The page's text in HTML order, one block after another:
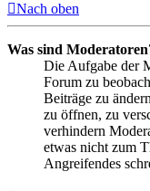
Nach oben
Was sind
Die Aufgabe der
Forum zu
Beiträge zu
zu öffnen, zu
verhindern
etwas nicht zum
Angreifendes